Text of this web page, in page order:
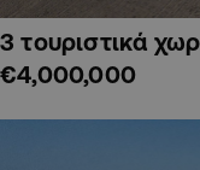
3 τουριστικά
€4,000,000